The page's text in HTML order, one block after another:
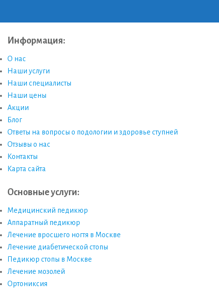
Информация:
О нас
Наши услуги
Наши специалисты
Наши цены
Акции
Блог
Ответы на вопросы о подологии и здоровье ступней
Отзывы о нас
Контакты
Карта сайта
Основные услуги:
Медицинский педикюр
Аппаратный педикюр
Лечение вросшего ногтя в Москве
Лечение диабетической стопы
Педикюр стопы в Москве
Лечение мозолей
Ортониксия